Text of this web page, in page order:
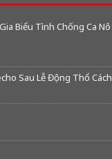
Biểu Tình Chống Ca
Sau Lễ Động Thổ